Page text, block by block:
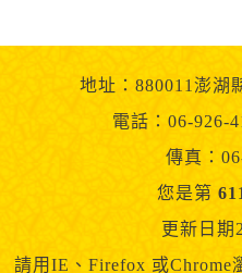
地址：880011澎湖
電話：06-926-
傳真：
您是第
更新日期
請用IE、Firefox 或Chrome